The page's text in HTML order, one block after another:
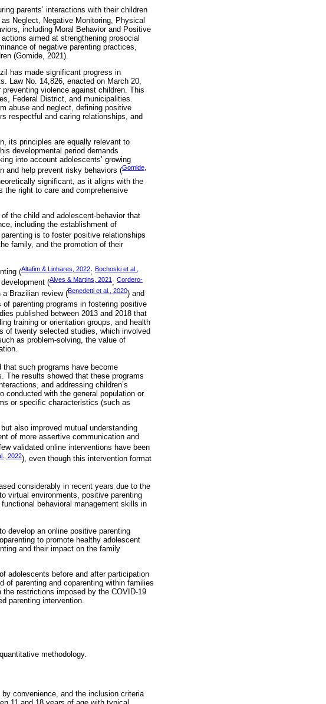
parents’ interactions with their children
Neglect, Negative Monitoring, Physical
including Moral Behavior and Positive
aimed at strengthening prosocial
of negative parenting practices,
(Gomide, 2021).
has made significant progress in
Law No. 14,826, enacted on March 20,
violence against children. This
Federal District, and municipalities.
abuse and neglect, defining positive
respectful and caring relationships, and
its principles are equally relevant to
developmental period demands
into account adolescents’ growing
and help prevent risky behaviors (Gomide,
significant, as it aligns with the
the right to care and comprehensive
the child and adolescent-behavior that
including the establishment of
is to foster positive relationships
family, and the promotion of their
(Altafim & Linhares, 2022; Bochoski et al.,
(Alves & Martins, 2021 ; Cordero-
Brazilian review (Benedetti et al., 2020) and
parenting programs in fostering positive
published between 2013 and 2018 that
training or orientation groups, and health
of twenty selected studies, which involved
as problem-solving, the value of
such programs have become
The results showed that these programs
and addressing children’s
conducted with the general population or
or specific characteristics (such as
also improved mutual understanding
of more assertive communication and
validated online interventions have been
2022), even though this intervention format
considerably in recent years due to the
virtual environments, positive parenting
behavioral management skills in
develop an online positive parenting
to promote healthy adolescent
and their impact on the family
adolescents before and after participation
of parenting and coparenting within families
restrictions imposed by the COVID-19
parenting intervention.
methodology.
convenience, and the inclusion criteria